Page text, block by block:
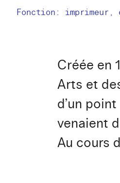
Fonction: imprimeur,
Créée en
Arts et
d’un
venaient
Au cours